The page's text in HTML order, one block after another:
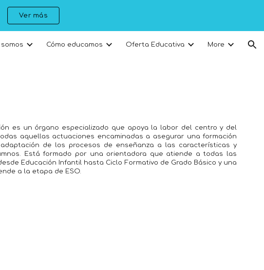
to navigation
Ver más
Cómo educamos Oferta Educativa More
es un órgano especializado que apoya la labor del centro y del
aquellas actuaciones encaminadas a asegurar una formación
de los procesos de enseñanza a las características y
Está formado por una orientadora que atiende a todas las
Educación Infantil hasta Ciclo Formativo de Grado Básico y una
a la etapa de ESO.